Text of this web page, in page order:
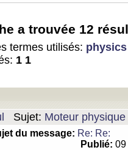
a trouvée 12
termes utilisés: physics
1 1
Sujet: Moteur
du message: Re: Re:
Publié: